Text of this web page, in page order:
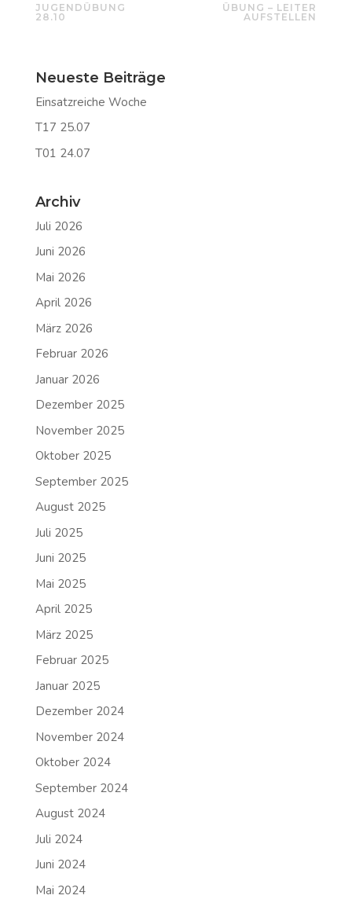
JUGENDÜBUNG
28.10
ÜBUNG – LEITER
AUFSTELLEN
Neueste Beiträge
Einsatzreiche Woche
T17 25.07
T01 24.07
Archiv
Juli 2026
Juni 2026
Mai 2026
April 2026
März 2026
Februar 2026
Januar 2026
Dezember 2025
November 2025
Oktober 2025
September 2025
August 2025
Juli 2025
Juni 2025
Mai 2025
April 2025
März 2025
Februar 2025
Januar 2025
Dezember 2024
November 2024
Oktober 2024
September 2024
August 2024
Juli 2024
Juni 2024
Mai 2024